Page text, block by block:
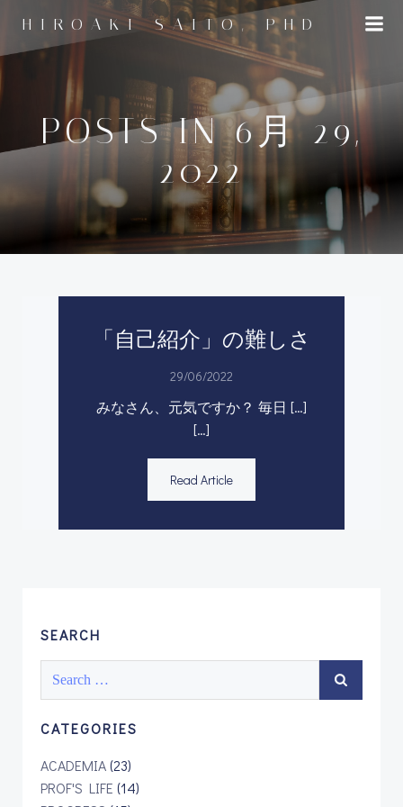
コ
ン
テ
ン
ツ
へ
ス
キ
ッ
プ
HIROAKI SAITO, PHD
POSTS IN 6月 29,
2022
「自己紹介」の難しさ
29/06/2022
みなさん、元気ですか？ 毎日 […]
[…]
Read Article
SEARCH
Search
CATEGORIES
ACADEMIA(23)
PROF'S LIFE (14)